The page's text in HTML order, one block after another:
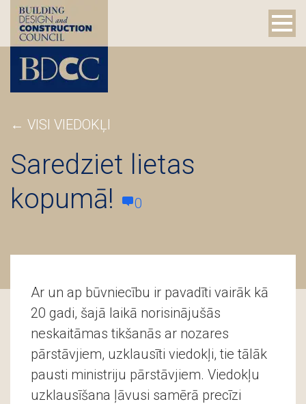
← VISI VIEDOKĻI
Saredziet lietas
kopumā!
0
Ar un ap būvniecību ir pavadīti vairāk kā
20 gadi, šajā laikā norisinājušās
neskaitāmas tikšanās ar nozares
pārstāvjiem, uzklausīti viedokļi, tie tālāk
pausti ministriju pārstāvjiem. Viedokļu
uzklausīšana ļāvusi samērā precīzi